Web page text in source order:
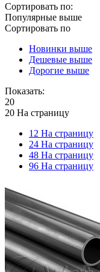
Сортировать по:
Популярные выше
Сортировать по
Новинки выше
Дешевые выше
Дорогие выше
Показать:
20
20 На страницу
12 На страницу
24 На страницу
48 На страницу
96 На страницу